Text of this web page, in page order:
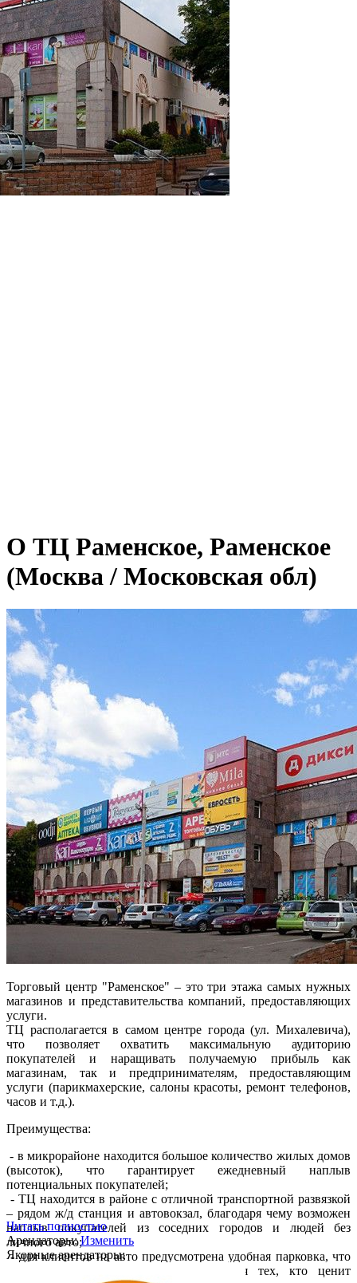
Парковка:
Наземная
Посещаемость:
Время работы ТЦ:
10:00-21:00
О ТЦ Раменское, Раменское
(Москва / Московская обл)
Торговый центр "Раменское" – это три этажа самых нужных
магазинов и представительства компаний, предоставляющих
услуги.
ТЦ располагается в самом центре города (ул. Михалевича),
что позволяет охватить максимальную аудиторию
покупателей и наращивать получаемую прибыль как
магазинам, так и предпринимателям, предоставляющим
услуги (парикмахерские, салоны красоты, ремонт телефонов,
часов и т.д.).
Преимущества:
- в микрорайоне находится большое количество жилых домов
(высоток), что гарантирует ежедневный наплыв
потенциальных покупателей;
- ТЦ находится в районе с отличной транспортной развязкой
– рядом ж/д станция и автовокзал, благодаря чему возможен
наплыв покупателей из соседних городов и людей без
личного авто;
- для клиентов на авто предусмотрена удобная парковка, что
делает ТЦ более привлекательным для тех, кто ценит
Читать полностью
Арендаторы:Изменить
Якорные арендаторы: